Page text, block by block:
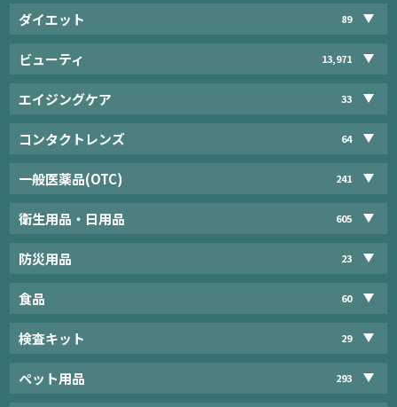
ダイエット 89
ビューティ 13,971
エイジングケア 33
コンタクトレンズ 64
一般医薬品(OTC) 241
衛生用品・日用品 605
防災用品 23
食品 60
検査キット 29
ペット用品 293